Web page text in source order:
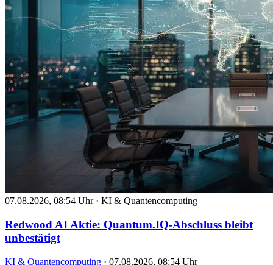
07.08.2026, 08:54 Uhr · KI & Quantencomputing
Redwood AI Aktie: Quantum.IQ-Abschluss bleibt
unbestätigt
KI & Quantencomputing · 07.08.2026, 08:54 Uhr